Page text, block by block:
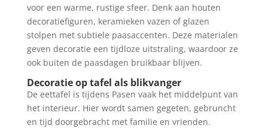
voor een warme, rustige sfeer. Denk aan houten
decoratiefiguren, keramieken vazen of glazen
stolpen met subtiele paasaccenten. Deze materialen
geven decoratie een tijdloze uitstraling, waardoor ze
ook buiten de paasdagen bruikbaar blijven.
Decoratie op tafel als blikvanger
De eettafel is tijdens Pasen vaak het middelpunt van
het interieur. Hier wordt samen gegeten, gebruncht
en tijd doorgebracht met familie en vrienden.